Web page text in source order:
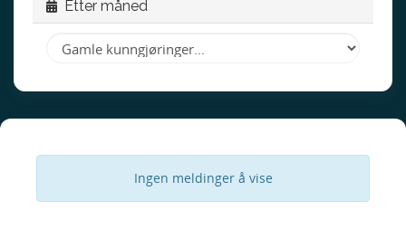
Etter måned
Ingen meldinger å vise